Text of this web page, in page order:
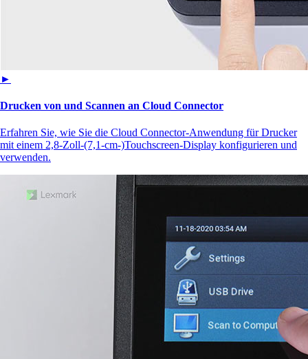
►
Drucken von und Scannen an Cloud Connector
Erfahren Sie, wie Sie die Cloud Connector-Anwendung für Drucker
mit einem 2,8-Zoll-(7,1-cm-)Touchscreen‑Display konfigurieren und
verwenden.